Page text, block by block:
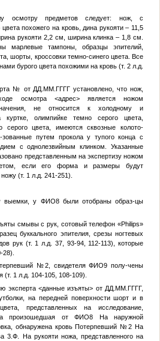
осмотру предметов следует: нож, с
похожего на кровь, дина рукояти – 11,5
рукояти 2,2 см, ширина клинка – 1,8 см.
марлевые тампоны, образцы эпителий,
шорты, кроссовки темно-синего цвета. Все
бурого цвета похожими на кровь (т. 2 л.д.
№ от ДД.ММ.ГГГГ установлено, что нож,
осмотра <адрес>является ножом
не относится к холодному и
олимпийке темно серого цвета,
серого цвета, имеются сквозные колото-
зованные путем прокола у тупого конца с
с однолезвийным клинком. Указанные
представленным на экспертизу ножом
если его форма и размеры будут
(т. 1 л.д. 241-251).
выемки, у ФИО8были отобраны образ-цы
смывы с рук, сотовый телефон «Philips»
буккального эпителия, срезы ногтевых
рук (т. 1 л.д. 37, 93-94, 112-113), которые
№2 , свидетеляФИО9 полу-чены
(т. 1 л.д. 104-105, 108-109).
эксперта <данные изъяты> от ДД.ММ.ГГГГ,
на передней поверхности шорт и в
представленных на исследование,
произошедшая отФИО8 На наружной
обнаружена кровьПотерпевший №2 На
3.Ф. На рукояти ножа, представленного на